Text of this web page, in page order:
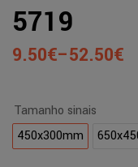
5719
9.50€–52.50€
Tamanho sinais
450x300mm